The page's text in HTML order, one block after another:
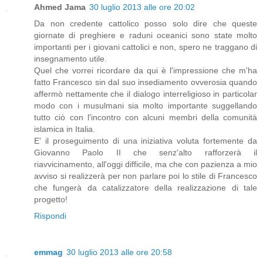
Ahmed Jama 30 luglio 2013 alle ore 20:02
Da non credente cattolico posso solo dire che queste
giornate di preghiere e raduni oceanici sono state molto
importanti per i giovani cattolici e non, spero ne traggano di
insegnamento utile.
Quel che vorrei ricordare da qui è l'impressione che m'ha
fatto Francesco sin dal suo insediamento ovverosia quando
affermò nettamente che il dialogo interreligioso in particolar
modo con i musulmani sia molto importante suggellando
tutto ciò con l'incontro con alcuni membri della comunità
islamica in Italia.
E' il proseguimento di una iniziativa voluta fortemente da
Giovanno Paolo II che senz'alto rafforzerà il
riavvicinamento, all'oggi difficile, ma che con pazienza a mio
avviso si realizzerà per non parlare poi lo stile di Francesco
che fungerà da catalizzatore della realizzazione di tale
progetto!
Rispondi
emmag 30 luglio 2013 alle ore 20:58